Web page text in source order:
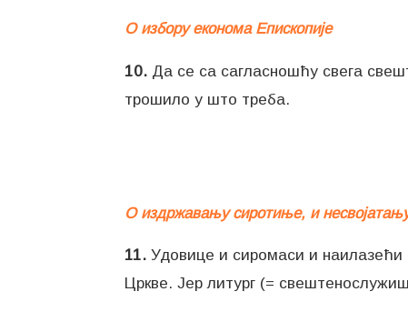
О избору економа Епископије
10. Да се са сагласношћу свега
трошило у што треба.
О издржавању сиротиње, и
11. Удовице и сиромаси и наилазећи
Цркве. Јер литург (=